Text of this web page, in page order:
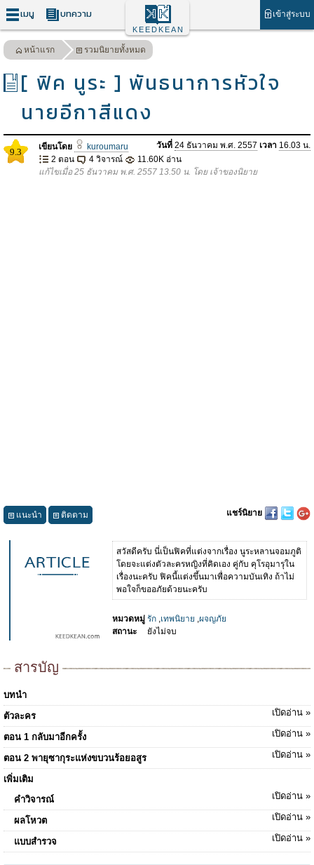
เมนู บทความ เข้าสู่ระบบ
KEEDKEAN
หน้าแรก รวมนิยายทั้งหมด
[ ฟิค นูระ ] พันธนาการหัวใจ
นายอีกาสีแดง
9.3 เขียนโดย kuroumaru วันที่ 24 ธันวาคม พ.ศ. 2557 เวลา 16.03 น.
2 ตอน
4 วิจารณ์
11.60K อ่าน
แก้ไขเมื่อ 25 ธันวาคม พ.ศ. 2557 13.50 น. โดย เจ้าของนิยาย
แนะนำ ติดตาม แชร์นิยาย
สวัสดีครับ นี่เป็นฟิคที่แต่งจากเรื่อง นูระหลานจอมภูติ
โดยจะแต่งตัวละครหญิงที่คิดเอง คู่กับ คุโรอุมารุใน
เรื่องนะครับ ฟิคนี้แต่งขึ้นมาเพื่อความบันเทิง ถ้าไม่
พอใจก็ขออภัยด้วยนะครับ
หมวดหมู่ รัก ,เทพนิยาย ,ผจญภัย
สถานะ
ยังไม่จบ
สารบัญ
บทนำ
ตัวละคร
เปิดอ่าน »
ตอน 1 กลับมาอีกครั้ง เปิดอ่าน »
ตอน 2 พายุซากุระแห่งขบวนร้อยอสูร เปิดอ่าน »
เพิ่มเติม
คำวิจารณ์
เปิดอ่าน »
ผลโหวต เปิดอ่าน »
แบบสำรวจ เปิดอ่าน »